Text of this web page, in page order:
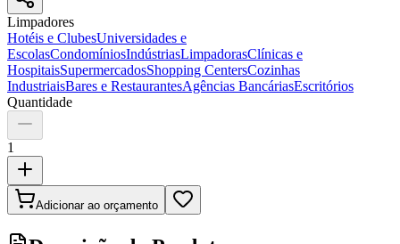
Limpadores
Hotéis e ClubesUniversidades e
EscolasCondomíniosIndústriasLimpadorasClínicas e
HospitaisSupermercadosShopping CentersCozinhas
IndustriaisBares e RestaurantesAgências BancáriasEscritórios
Quantidade
1
Adicionar ao orçamento